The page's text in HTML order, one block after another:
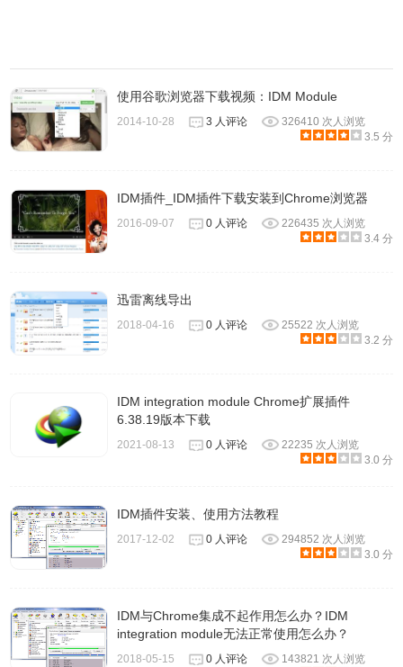
After Link Downloader下载器功能介绍
开发设计的一款轻量的互联网下载专用工具。
2、软件翠绿色单文件，体积也特别小，不需要安装，它跟
使用谷歌浏览器下载视频：IDM Module
2014-10-28 3 人评论
326410 次人浏览
3.5 分
IDM插件_IDM插件下载安装到Chrome浏览器
2016-09-07 0 人评论
226435 次人浏览
3.4 分
迅雷离线导出
2018-04-16 0 人评论
25522 次人浏览
3.2 分
IDM integration module Chrome扩展插件
6.38.19版本下载
2021-08-13 0 人评论
22235 次人浏览
3.0 分
IDM插件安装、使用方法教程
2017-12-02 0 人评论
294852 次人浏览
3.0 分
IDM与Chrome集成不起作用怎么办？IDM
integration module无法正常使用怎么办？
2018-05-15 0 人评论
143821 次人浏览